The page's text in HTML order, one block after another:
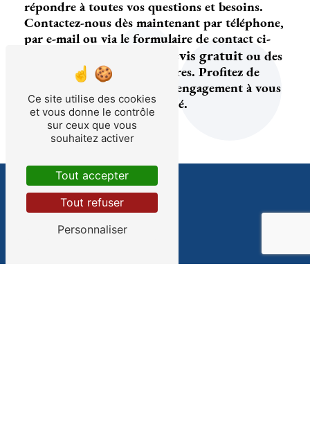
répondre à toutes vos questions et besoins.
Contactez-nous dès maintenant par téléphone,
par e-mail ou via le formulaire de contact ci-
devis gratuitou des
informations supplémentaires. Profitez de
notre expertise et de notre engagement à vous
fournir un service de qualité.
Ce site utilise des cookies
et vous donne le contrôle
sur ceux que vous
souhaitez activer
Tout accepter
Tout refuser
Personnaliser